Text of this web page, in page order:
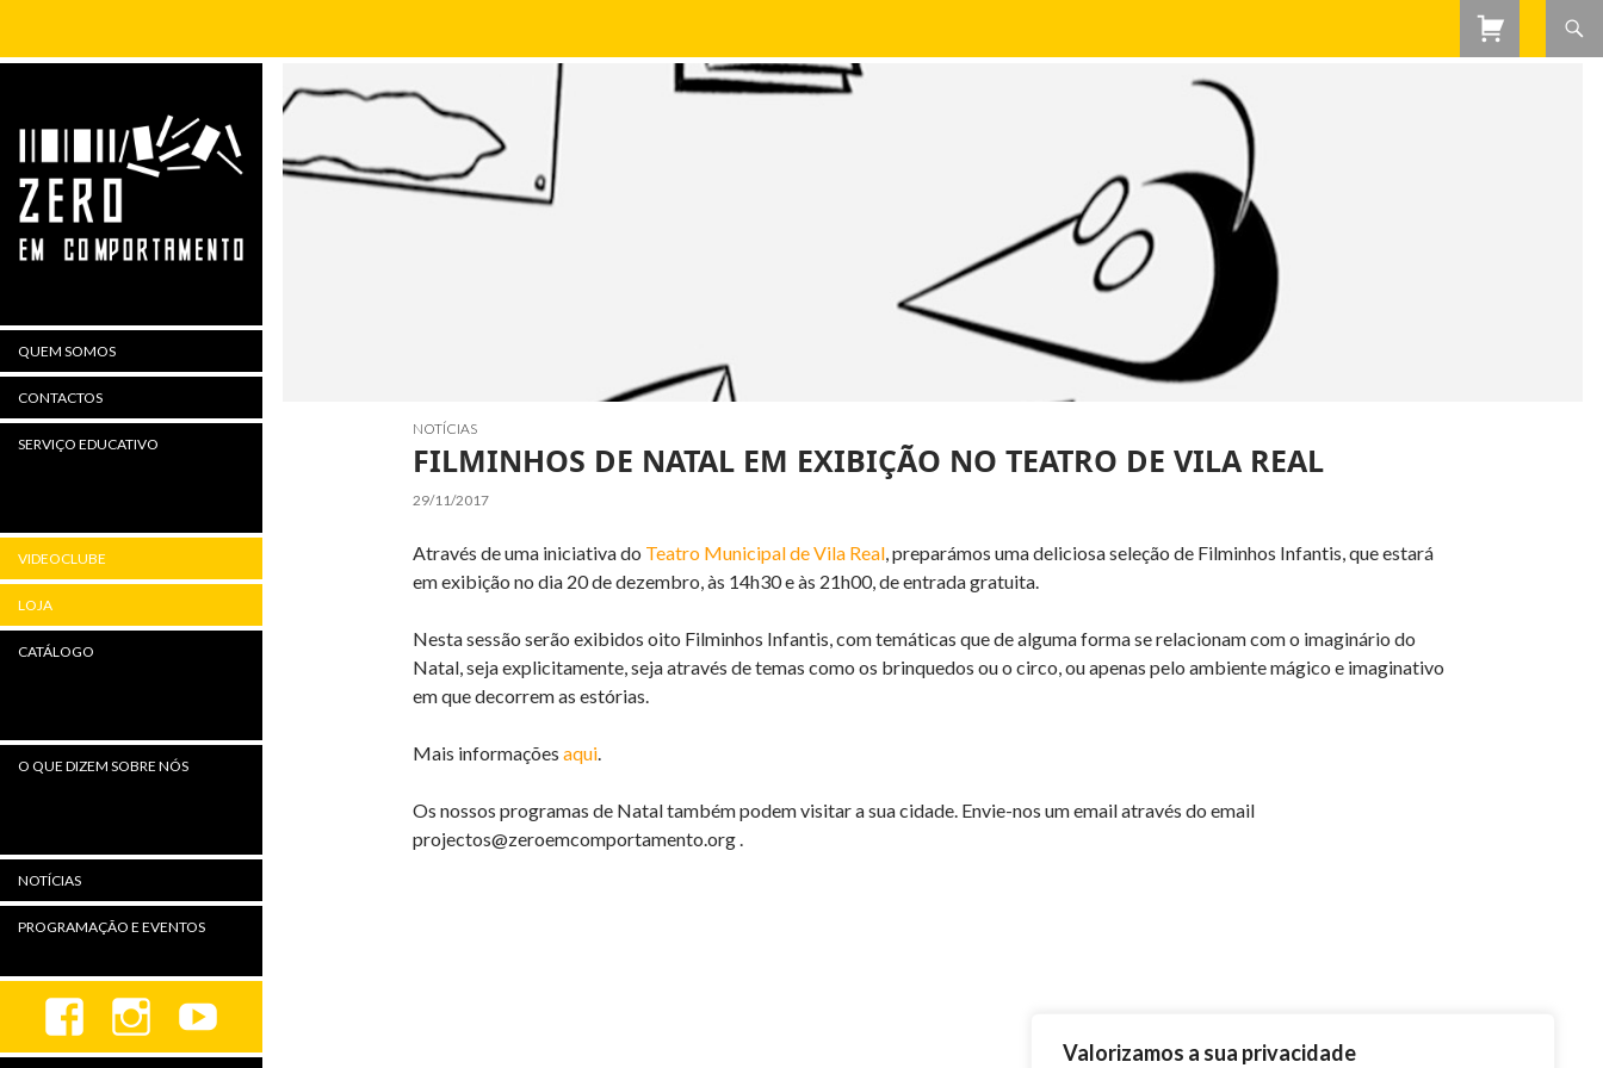
Valorizamos a sua privacidade
NOTÍCIAS
FILMINHOS DE NATAL EM EXIBIÇÃO NO TEATRO DE VILA REAL
29/11/2017
Através de uma iniciativa do Teatro Municipal de Vila Real, preparámos uma deliciosa seleção de Filminhos Infantis, que estará
em exibição no dia 20 de dezembro, às 14h30 e às 21h00, de entrada gratuita.
Nesta sessão serão exibidos oito Filminhos Infantis, com temáticas que de alguma forma se relacionam com o imaginário do
Natal, seja explicitamente, seja através de temas como os brinquedos ou o circo, ou apenas pelo ambiente mágico e imaginativo
em que decorrem as estórias.
Mais informações aqui.
Os nossos programas de Natal também podem visitar a sua cidade. Envie-nos um email através do email
projectos@zeroemcomportamento.org .
QUEM SOMOS
CONTACTOS
SERVIÇO EDUCATIVO
VIDEOCLUBE
LOJA
CATÁLOGO
O QUE DIZEM SOBRE NÓS
NOTÍCIAS
PROGRAMAÇÃO E EVENTOS